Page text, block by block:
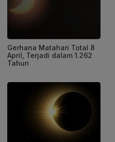
Gerhana Matahari Total 8
April, Terjadi dalam 1.262
Tahun